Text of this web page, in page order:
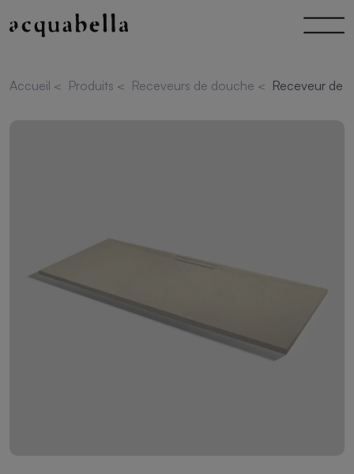
Accueil < Produits < Receveurs de douche < Receveur de